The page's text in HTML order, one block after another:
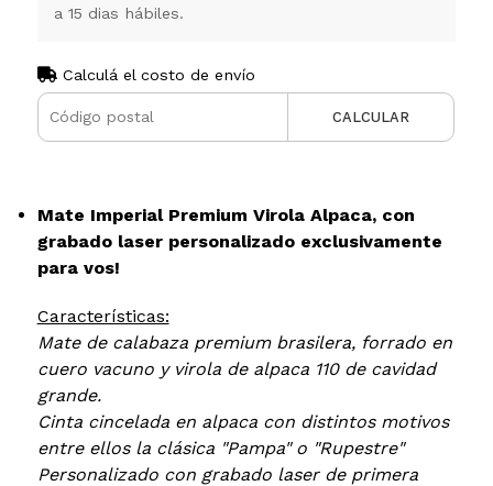
a 15 dias hábiles.
Calculá el costo de envío
CALCULAR
Mate Imperial Premium Virola Alpaca, con
grabado laser personalizado exclusivamente
para vos!
Características:
Mate de calabaza premium brasilera, forrado en
cuero vacuno y virola de alpaca 110 de cavidad
grande.
Cinta cincelada en alpaca con distintos motivos
entre ellos la clásica "Pampa" o "Rupestre"
Personalizado con grabado laser de primera